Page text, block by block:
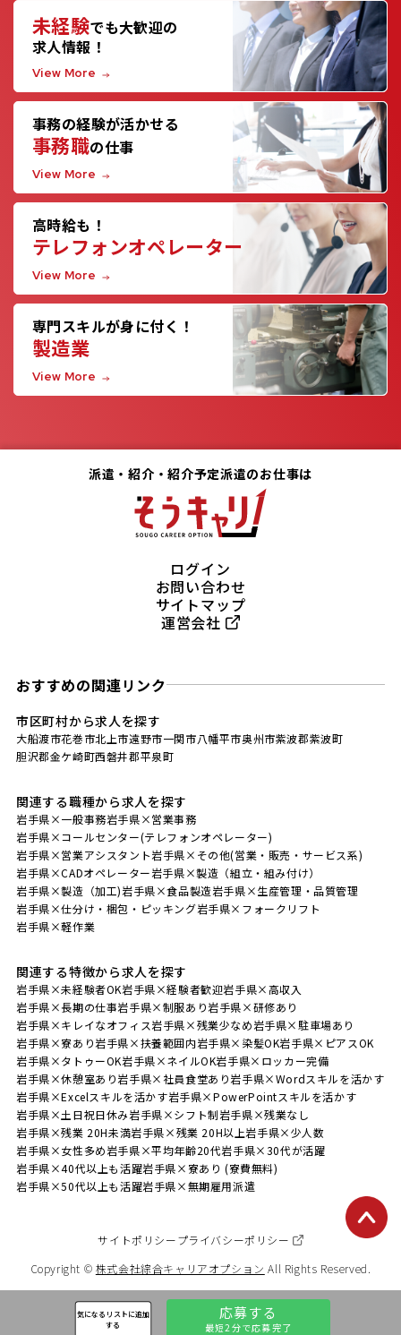
応募する
最短2分で応募完了
気になるリストに追加
する
未経験でも大歓迎の
求人情報！
View More
事務の経験が活かせる
事務職の仕事
View More
高時給も！
テレフォンオペレーター
View More
専門スキルが身に付く！
製造業
View More
派遣・紹介・紹介予定派遣のお仕事は
ログイン
お問い合わせ
サイトマップ
運営会社
おすすめの関連リンク
市区町村から求人を探す
大船渡市花巻市北上市遠野市一関市八幡平市奥州市紫波郡紫波町
胆沢郡金ケ崎町西磐井郡平泉町
関連する職種から求人を探す
岩手県×一般事務岩手県×営業事務
岩手県×コールセンター(テレフォンオペレーター)
岩手県×営業アシスタント岩手県×その他(営業・販売・サービス系)
岩手県×CADオペレーター岩手県×製造（組立・組み付け）
岩手県×製造（加工)岩手県×食品製造岩手県×生産管理・品質管理
岩手県×仕分け・梱包・ピッキング岩手県×フォークリフト
岩手県×軽作業
関連する特徴から求人を探す
岩手県×未経験者OK岩手県×経験者歓迎岩手県×高収入
岩手県×長期の仕事岩手県×制服あり岩手県×研修あり
岩手県×キレイなオフィス岩手県×残業少なめ岩手県×駐車場あり
岩手県×寮あり岩手県×扶養範囲内岩手県×染髪OK岩手県×ピアスOK
岩手県×タトゥーOK岩手県×ネイルOK岩手県×ロッカー完備
岩手県×休憩室あり岩手県×社員食堂あり岩手県×Wordスキルを活かす
岩手県×Excelスキルを活かす岩手県×PowerPointスキルを活かす
岩手県×土日祝日休み岩手県×シフト制岩手県×残業なし
岩手県×残業 20H未満岩手県×残業 20H以上岩手県×少人数
岩手県×女性多め岩手県×平均年齢20代岩手県×30代が活躍
岩手県×40代以上も活躍岩手県×寮あり (寮費無料)
岩手県×50代以上も活躍岩手県×無期雇用派遣
サイトポリシープライバシーポリシー
Copyright © 株式会社綜合キャリアオプション All Rights Reserved.